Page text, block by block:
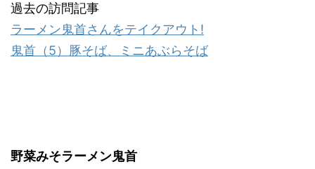
過去の訪問記事
ラーメン鬼首さんをテイクアウト!
鬼首（5）豚そば、ミニあぶらそば
野菜みそラーメン鬼首